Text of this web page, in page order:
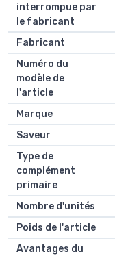
interrompue par
le fabricant
Fabricant
Numéro du
modèle de
l'article
Marque
Saveur
Type de
complément
primaire
Nombre d'unités
Poids de l'article
Avantages du